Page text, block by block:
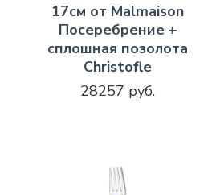
17см от Malmaison
Посеребрение +
сплошная позолота
Christofle
28257 руб.